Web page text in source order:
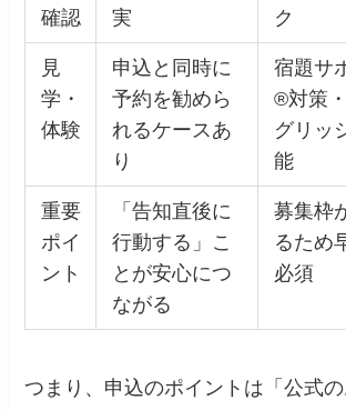
確認
実
ク
見
学・
体験
申込と同時に
予約を勧めら
れるケースあ
り
宿題サ
®対策
グリッ
能
重要
ポイ
ント
「告知直後に
行動する」こ
とが安心につ
ながる
募集枠
るため
必須
つまり、申込のポイントは「公式